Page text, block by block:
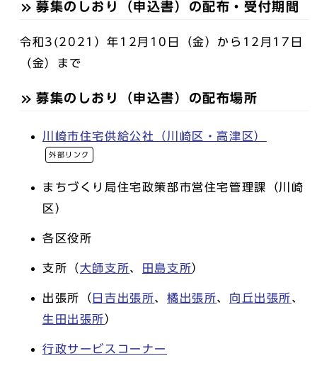
募集のしおり（申込書）の配布・受付期間
令和3(2021）年12月10日（金）から12月17日
（金）まで
募集のしおり（申込書）の配布場所
川崎市住宅供給公社（川崎区・高津区）
外部リンク
まちづくり局住宅政策部市営住宅管理課（川崎
区）
各区役所
支所（大師支所、 田島支所）
出張所（ 日吉出張所、橘出張所、 向丘出張所、
生田出張所）
行政サービスコーナー